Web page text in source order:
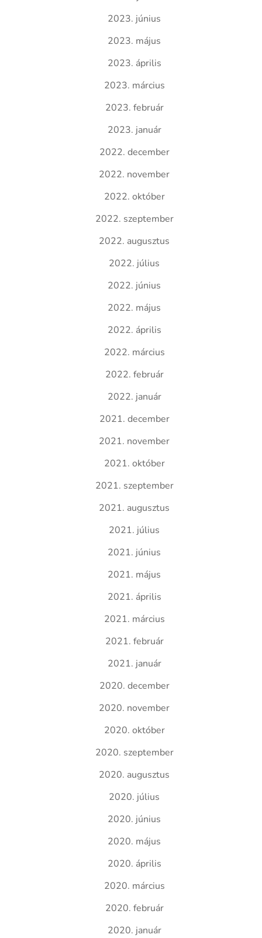
2023. június
2023. május
2023. április
2023. március
2023. február
2023. január
2022. december
2022. november
2022. október
2022. szeptember
2022. augusztus
2022. július
2022. június
2022. május
2022. április
2022. március
2022. február
2022. január
2021. december
2021. november
2021. október
2021. szeptember
2021. augusztus
2021. július
2021. június
2021. május
2021. április
2021. március
2021. február
2021. január
2020. december
2020. november
2020. október
2020. szeptember
2020. augusztus
2020. július
2020. június
2020. május
2020. április
2020. március
2020. február
2020. január